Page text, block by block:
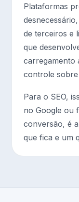
Plataformas
de terceiros e
que
carregamento
controle sobre
Para o SEO,
no Google ou
conversão, é
que fica e um